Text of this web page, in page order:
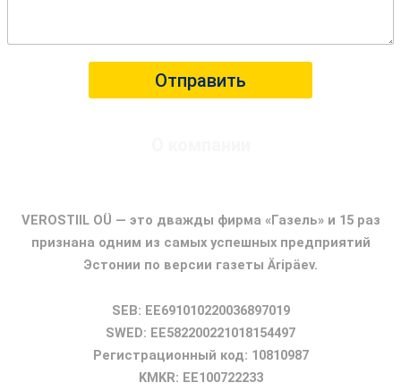
Отправить
VEROSTIIL OÜ — это дважды фирма «Газель» и 15 раз
признана одним из самых успешных предприятий
Эстонии по версии газеты Äripäev.
SEB: EE691010220036897019
SWED: EE582200221018154497
Регистрационный код: 10810987
KMKR: EE100722233